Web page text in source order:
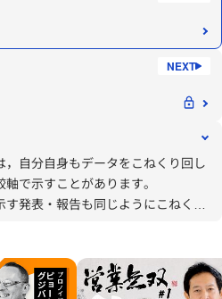
自分自身もデータをこねくり回し
で示すことがあります。
す発表・報告も同じようにこねくり
があるということに気付きまし